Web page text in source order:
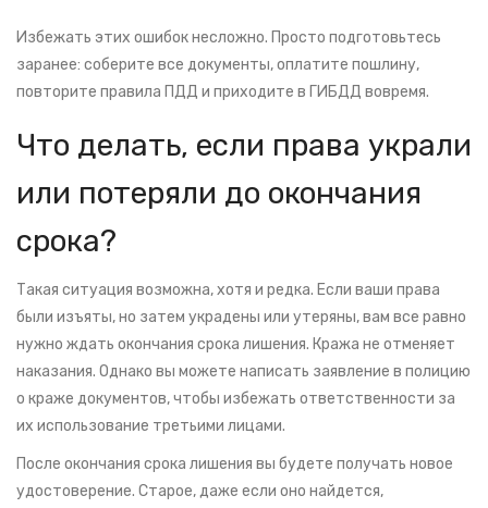
Избежать этих ошибок несложно. Просто подготовьтесь
заранее: соберите все документы, оплатите пошлину,
повторите правила ПДД и приходите в ГИБДД вовремя.
Что делать, если права украли
или потеряли до окончания
срока?
Такая ситуация возможна, хотя и редка. Если ваши права
были изъяты, но затем украдены или утеряны, вам все равно
нужно ждать окончания срока лишения. Кража не отменяет
наказания. Однако вы можете написать заявление в полицию
о краже документов, чтобы избежать ответственности за
их использование третьими лицами.
После окончания срока лишения вы будете получать новое
удостоверение. Старое, даже если оно найдется,